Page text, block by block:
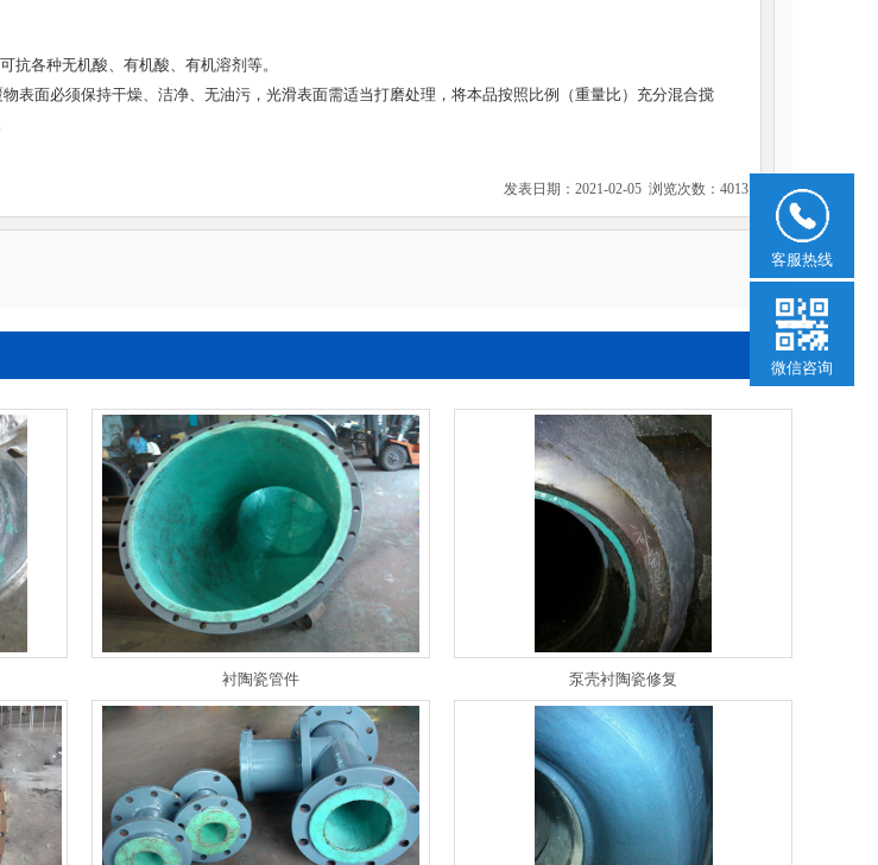
抗各种无机酸、有机酸、有机溶剂等。
表面必须保持干燥、洁净、无油污，光滑表面需适当打磨处理，将本品按照比例（重量比）充分混合搅
发表日期：2021-02-05 浏览次数：4013
衬陶瓷管件 泵壳衬陶瓷修复
客服热线
微信咨询